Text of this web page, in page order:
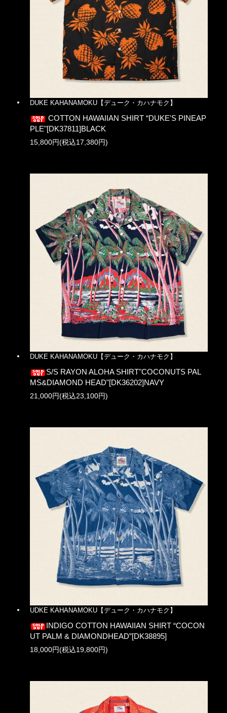
DUKE KAHANAMOKU【デューク・カハナモク】
COTTON HAWAIIAN SHIRT “DUKE'S PINEAP
PLE"[DK37811]BLACK
15,800円(税込17,380円)
DUKE KAHANAMOKU【デューク・カハナモク】
S/S RAYON ALOHA SHIRT"COCONUTS PAL
MS&DIAMOND HEAD"[DK36202]NAVY
21,000円(税込23,100円)
UDKE KAHANAMOKU【デューク・カハナモク】
INDIGO COTTON HAWAIIAN SHIRT “COCON
UT PALM & DIAMONDHEAD”[DK38895]
18,000円(税込19,800円)